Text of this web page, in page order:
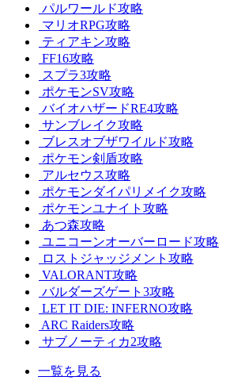
パルワールド攻略
マリオRPG攻略
ティアキン攻略
FF16攻略
スプラ3攻略
ポケモンSV攻略
バイオハザードRE4攻略
サンブレイク攻略
ブレスオブザワイルド攻略
ポケモン剣盾攻略
アルセウス攻略
ポケモンダイパリメイク攻略
ポケモンユナイト攻略
あつ森攻略
ユニコーンオーバーロード攻略
ロストジャッジメント攻略
VALORANT攻略
バルダーズゲート3攻略
LET IT DIE: INFERNO攻略
ARC Raiders攻略
サブノーティカ2攻略
一覧を見る